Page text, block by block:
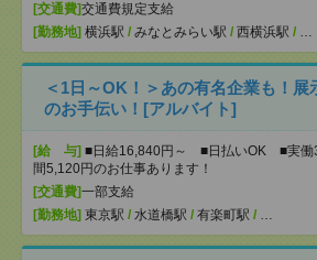
[交通費]交通費規定支給
[勤務地] 横浜駅 / みなとみらい駅 / 西横浜駅 / …
＜1日～OK！＞あの有名企業も！展
のお手伝い！[アルバイト]
[給 与] ■日給16,840円～ ■日払いOK ■実働
間5,120円のお仕事あります！
[交通費]一部支給
[勤務地] 東京駅 / 水道橋駅 / 有楽町駅 / …